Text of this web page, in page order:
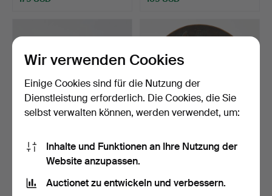
Ein Satz von 16
Geschirrteilen, Stelton, D…
17 Gebote
GUNNAR NYLUND.
Wir verwenden Cookies
Einige Cookies sind für die Nutzung der
Dienstleistung erforderlich. Die Cookies, die Sie
selbst verwalten können, werden verwendet, um:
Inhalte und Funktionen an Ihre Nutzung der
Website anzupassen.
Auctionet zu entwickeln und verbessern.